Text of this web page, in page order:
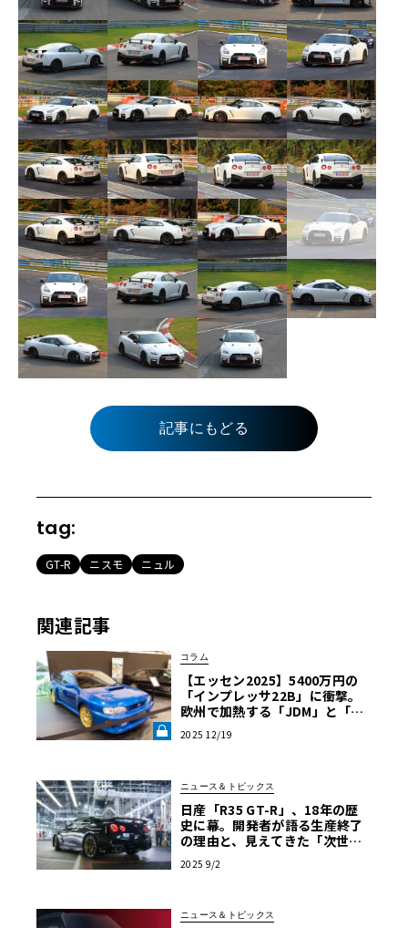
記事にもどる
tag:
GT-R ニスモ ニュル
関連記事
コラム
【エッセン2025】5400万円の
「インプレッサ22B」に衝撃。
欧州で加熱する「JDM」と「当
B》
2025 12/19
ニュース＆トピックス
日産「R35 GT-R」、18年の歴
史に幕。開発者が語る生産終了
の理由と、見えてきた「次世
2025 9/2
ニュース＆トピックス